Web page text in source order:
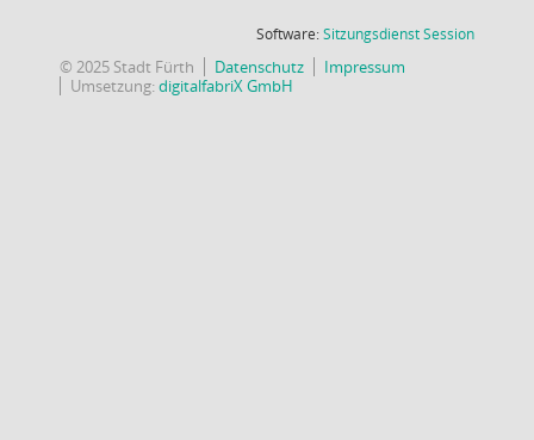
Software:SitzungsdienstSession(Wird in
© 2025 Stadt Fürth Datenschutz
Impressum
Umsetzung:digitalfabriX GmbH